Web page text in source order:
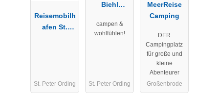
Reisemobilh
afen St.
St. Peter Ording
Biehl
GmbH & Co.
campen &
wohlfühlen!
St. Peter Ording
MeerReise
Camping
DER
Campingplatz
für große und
kleine
Abenteurer
Großenbrode